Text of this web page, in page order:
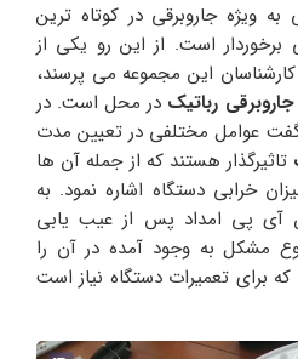
ویژه جاروبرقی در کوتاه ترین
برخوردار است. از این رو یکی از
کارشناسان این مجموعه می پرسند،
رباتیک در محل است. در
عوامل مختلفی در تعیین مدت
تاثیرگذار هستند که از جمله آن ها
خرابی دستگاه اشاره نمود. به
آی پی امداد پس از عیب یابی
مشکل به وجود آمده در آن را
برای تعمیرات دستگاه نیاز است